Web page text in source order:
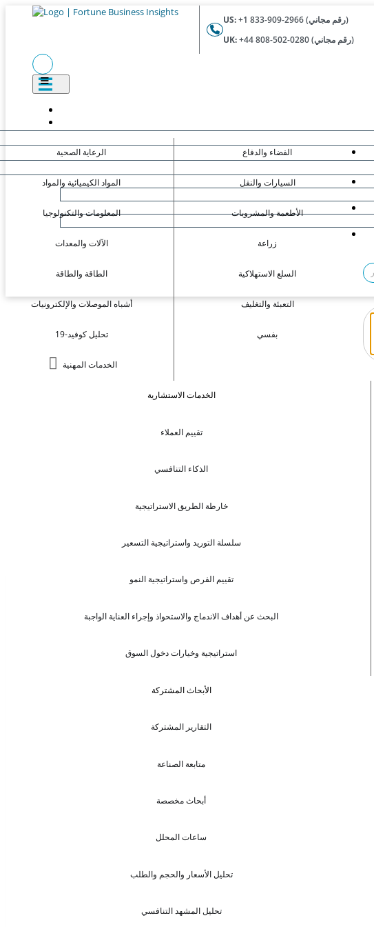
US:
+1 833-909-2966 (رقم مجاني)
UK:
+44 808-502-0280 (رقم مجاني)
الرعاية الصحية
المواد الكيميائية والمواد
المعلومات والتكنولوجيا
الآلات والمعدات
الطاقة والطاقة
أشباه الموصلات والإلكترونيات
تحليل كوفيد-19
الخدمات المهنية
الفضاء والدفاع
السيارات والنقل
الأطعمة والمشروبات
زراعة
السلع الاستهلاكية
التعبئة والتغليف
بفسي
الخدمات الاستشارية
تقييم العملاء
الذكاء التنافسي
خارطة الطريق الاستراتيجية
سلسلة التوريد واستراتيجية التسعير
تقييم الفرص واستراتيجية النمو
البحث عن أهداف الاندماج والاستحواذ وإجراء العناية الواجبة
استراتيجية وخيارات دخول السوق
الأبحاث المشتركة
التقارير المشتركة
متابعة الصناعة
أبحاث مخصصة
ساعات المحلل
تحليل الأسعار والحجم والطلب
تحليل المشهد التنافسي